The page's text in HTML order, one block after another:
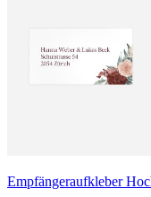
Empfängeraufkleber